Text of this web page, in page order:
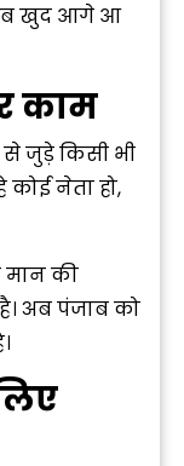
खुद आगे आ
काम
से जुड़े किसी भी
कोई नेता हो,
मानकी
अब पंजाब को